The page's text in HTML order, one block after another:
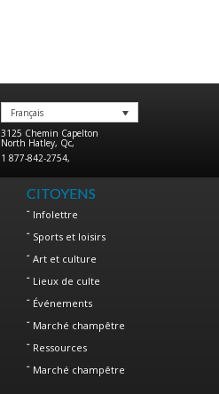
Français
3125 Chemin Capelton
North Hatley, Qc,
1 877-842-2754,
CITOYENS
Infolettre
Sports et loisirs
Art et culture
Lieux de culte
Événements
Marché champêtre
Ressources
Marché champêtre